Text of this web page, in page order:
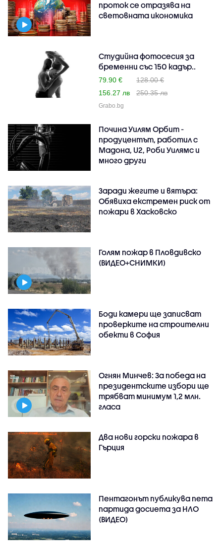
проток се отразява на
световната икономика
Студийна фотосесия за
бременни със 150 кадър..
79.90 €
128.00 €
156.27 лв
250.35 лв
Grabo.bg
Почина Уилям Орбит -
продуцентът, работил с
Мадона, U2, Роби Уилямс и
много други
Заради жегите и вятъра:
Обявиха екстремен риск от
пожари в Хасковско
Голям пожар в Пловдивско
(ВИДЕО+СНИМКИ)
Боди камери ще записват
проверките на строителни
обекти в София
Огнян Минчев: За победа на
президентските избори ще
трябват минимум 1,2 млн.
гласа
Два нови горски пожара в
Гърция
Пентагонът публикува пета
партида досиета за НЛО
(ВИДЕО)